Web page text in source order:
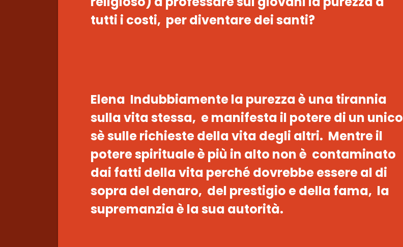
tutti i costi, per diventare dei santi?
Elena Indubbiamente la purezza è una tirannia
sulla vita stessa, e manifesta il potere di un unico
sè sulle richieste della vita degli altri. Mentre il
potere spirituale è più in alto non è contaminato
dai fatti della vita perché dovrebbe essere al di
sopra del denaro, del prestigio e della fama, la
supremanzia è la sua autorità.